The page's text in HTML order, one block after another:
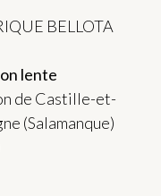
BELLOTA
lente
de Castille-et-
(Salamanque)